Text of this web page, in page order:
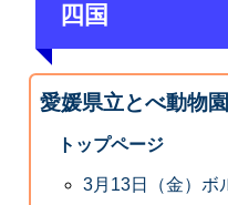
四国
愛媛県立とべ動物園
トップページ
3月13日（金）ボ